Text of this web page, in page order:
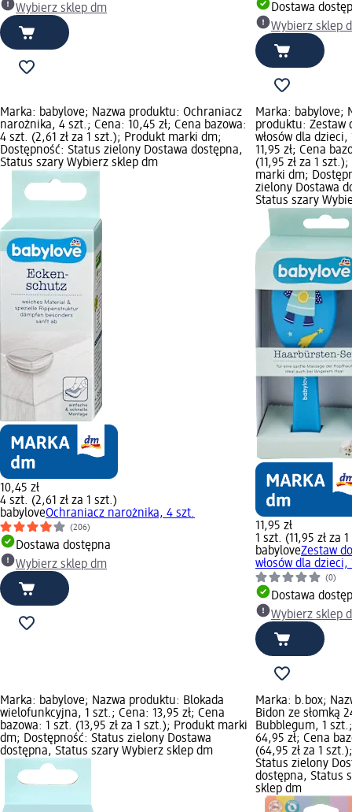
Wybierz sklep dm
Dostawa
Wybierz sklep
Marka: babylove; Nazwa produktu: Ochraniacz
narożnika, 4 szt.; Cena: 10,45 zł; Cena bazowa:
4 szt. (2,61 zł za 1 szt.); Produkt marki dm;
Dostępność: Status zielony Dostawa dostępna,
Status szary Wybierz sklep dm
10,45 zł
4 szt. (2,61 zł za 1 szt.)
babyloveOchraniacz narożnika, 4 szt.
(206)
Dostawa dostępna
Wybierz sklep dm
Marka: babylove;
produktu: Zestaw
włosów dla
11,95 zł; Cena
(11,95 zł za 1
marki dm;
zielony Dostawa
Status szary
11,95 zł
1 szt. (11,95 zł za
babyloveZestaw
włosów dla dzieci,
(0)
Dostawa
Wybierz sklep
Marka: babylove; Nazwa produktu: Blokada
wielofunkcyjna, 1 szt.; Cena: 13,95 zł; Cena
bazowa: 1 szt. (13,95 zł za 1 szt.); Produkt marki
dm; Dostępność: Status zielony Dostawa
dostępna, Status szary Wybierz sklep dm
Marka: b.box;
Bidon ze słomką
Bubblegum, 1
64,95 zł; Cena
(64,95 zł za 1
Status zielony
dostępna, Status
sklep dm